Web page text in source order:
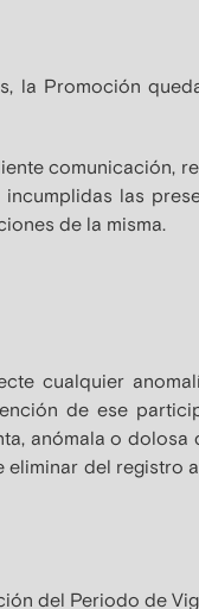
la Promoción
comunicación,
las
de la misma.
cualquier
de ese
anómala o dolosa
del registro
del Periodo de